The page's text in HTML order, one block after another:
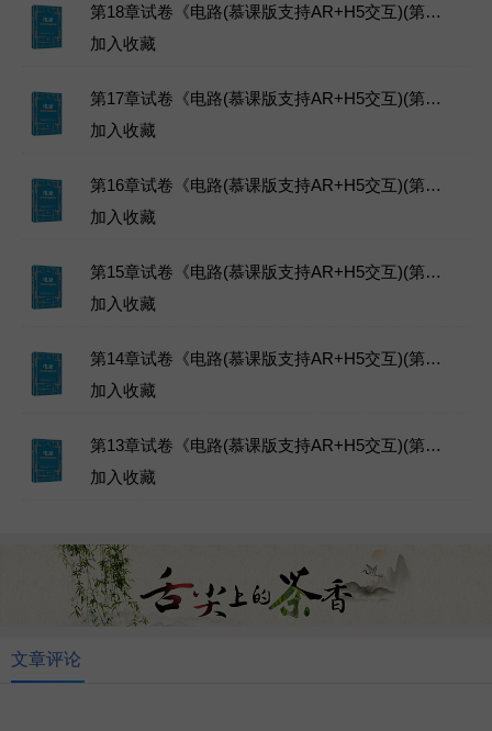
第18章试卷《电路(慕课版支持AR+H5交互)(第1版)》邹建龙主编教材-人民邮电出版社-2023年-ISBN：9787115604842-章节练习试题库下载
加入收藏
第17章试卷《电路(慕课版支持AR+H5交互)(第1版)》邹建龙主编教材-人民邮电出版社-2023年-ISBN：9787115604842-章节练习试题库下载
加入收藏
第16章试卷《电路(慕课版支持AR+H5交互)(第1版)》邹建龙主编教材-人民邮电出版社-2023年-ISBN：9787115604842-章节练习试题库下载
加入收藏
第15章试卷《电路(慕课版支持AR+H5交互)(第1版)》邹建龙主编教材-人民邮电出版社-2023年-ISBN：9787115604842-章节练习试题库下载
加入收藏
第14章试卷《电路(慕课版支持AR+H5交互)(第1版)》邹建龙主编教材-人民邮电出版社-2023年-ISBN：9787115604842-章节练习试题库下载
加入收藏
第13章试卷《电路(慕课版支持AR+H5交互)(第1版)》邹建龙主编教材-人民邮电出版社-2023年-ISBN：9787115604842-章节练习试题库下载
加入收藏
文章评论